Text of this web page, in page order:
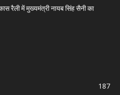
रैली में मुख्यमंत्री नायब सिंह सैनी का
187